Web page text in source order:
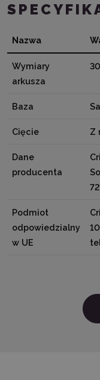
Nazwa
Wymiary
arkusza
Baza
Cięcie Z
Dane
producenta
Podmiot
odpowiedzialny
w UE